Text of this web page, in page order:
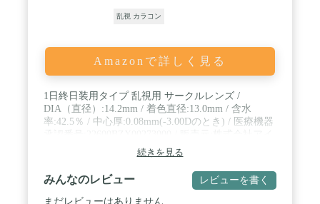
乱視 カラコン
Amazonで詳しく見る
1日終日装用タイプ 乱視用 サークルレンズ /
DIA（直径）:14.2mm / 着色直径:13.0mm / 含水
率:42.5％ / 中心厚:0.08mm(-3.00Dのとき) / 医療機器
続きを見る
みんなのレビュー レビューを書く
まだレビューはありません